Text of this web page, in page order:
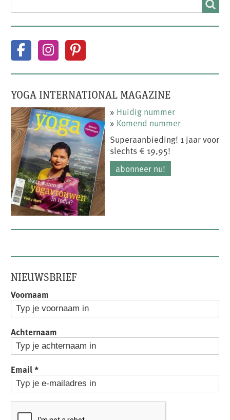
YOGA INTERNATIONAL MAGAZINE
» Huidig nummer
» Komend nummer
Superaanbieding! 1 jaar voor
slechts € 19,95!
abonneer nu!
NIEUWSBRIEF
Voornaam
Achternaam
Email*